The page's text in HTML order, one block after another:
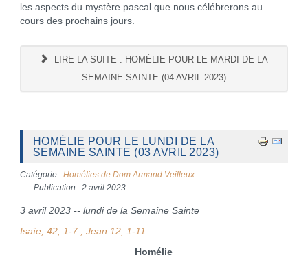
les aspects du mystère pascal que nous célébrerons au
cours des prochains jours.
LIRE LA SUITE : HOMÉLIE POUR LE MARDI DE LA
SEMAINE SAINTE (04 AVRIL 2023)
HOMÉLIE POUR LE LUNDI DE LA
SEMAINE SAINTE (03 AVRIL 2023)
Catégorie : Homélies de Dom Armand Veilleux
Publication : 2 avril 2023
3 avril 2023 -- lundi de la Semaine Sainte
Isaïe, 42, 1-7 ; Jean 12, 1-11
Homélie